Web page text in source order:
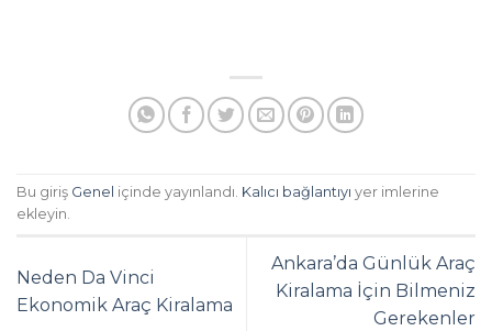
Bu giriş Genel içinde yayınlandı. Kalıcı bağlantıyı yer imlerine
ekleyin.
Neden Da Vinci
Ekonomik Araç Kiralama
Ankara’da Günlük Araç
Kiralama İçin Bilmeniz
Gerekenler